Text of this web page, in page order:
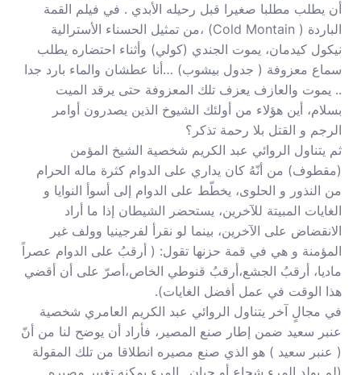
أن يطلب مطلبا صغيرا قبل رحيله الأبدي . في فيلم القمة
الباردة ( Cold Montain) ،من تمثيل الحسناء الأسترالية
نيكول كيدمان، يموت الجندي (كولي) وأثناء احتضاره يطلب
سماع معزوفة ( جدول بيشوب) …أنا عطشان والماء بارد جدا
.. يموت والعازف يعزف تلك المعزوفة حتى يرقد الميت
بسلام، أين هؤلاء من أولئك الشيوخ الذين يصدرون أوامر
الرجم و القتل بلا رحمة تذكر؟
ثم يتناول الروائي عبد الكريم شخصية الشيخ المؤمن
(مقطوف) من أنّهُ كان يداري على الدوام كثرة ماله الحرام
من النذور و الحلوى، يخطّط على الدوام إلى أسوأ النوايا و
الغايات المبيتة للآخرين، يستحضر الشيطان إذا ما أراد
الانقضاض على الآخرين، بينما لو نقرأ لفرجينيا وولف غير
المؤمنة و هي في قمة حزنها تقول: ( أرقبُ على الدوام عصراً
ماديا، أرقبُ الجشع،أرقبُ قنوطي الخاص،أصرّ على أن أقضي
هذا الوقت في عمل أفضل الغايات).
في مجالٍ آخر يتناول الروائي عبد الكريم العامري شخصية
عنبر سعيد ضمن إطار صنع المصير، فأراد أن يوضح لنا من أنّ
( عنبر سعيد ) هو الذي صنع مصيره انطلاقا من تلك المقولة
(لم يولد المرء شجاع أو جبان ..المرء يمكنه تغيير مصيره …